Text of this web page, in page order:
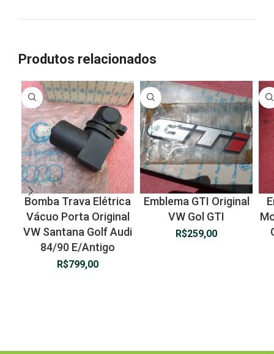
Produtos relacionados
Bomba Trava Elétrica
Vácuo Porta Original
VW Santana Golf Audi
84/90 E/Antigo
R$799,00
Emblema GTI Original
VW Gol GTI
R$259,00